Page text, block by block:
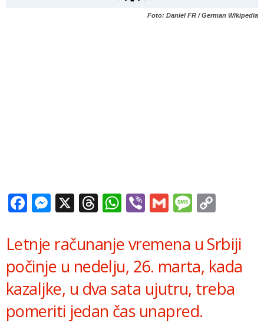
Foto: Daniel FR / German Wikipedia
Facebook
Messenger
X Threads
WhatsApp
ViberGmail
Letnje računanje vremena u Srbiji
počinje u nedelju, 26. marta, kada
kazaljke, u dva sata ujutru, treba
pomeriti jedan čas unapred.